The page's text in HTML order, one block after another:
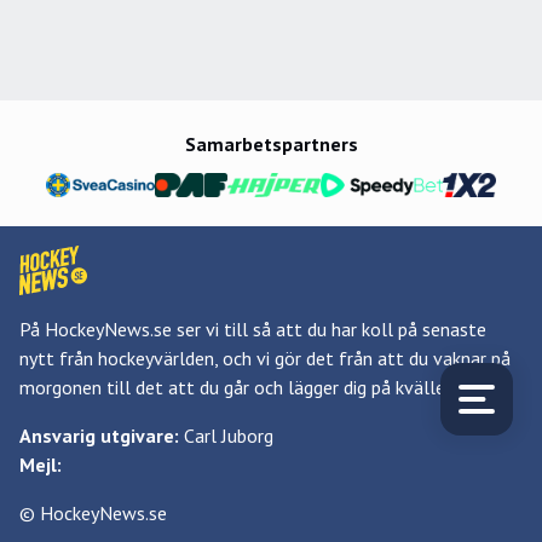
Samarbetspartners
På HockeyNews.se ser vi till så att du har koll på senaste
nytt från hockeyvärlden, och vi gör det från att du vaknar på
morgonen till det att du går och lägger dig på kvällen.
Ansvarig utgivare: Carl Juborg
Mejl:
© HockeyNews.se